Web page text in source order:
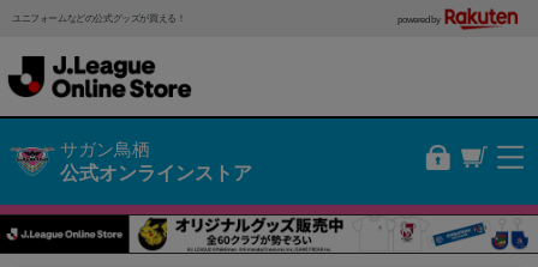
ユニフォームなどの公式グッズが買える！ powered by
サガン鳥栖
公式オンラインストア